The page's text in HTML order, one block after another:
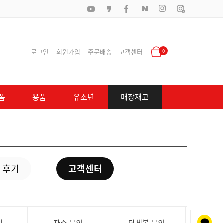
로그인 회원가입 주문배송 고객센터 0
용품 유소년 매장재고
기 고객센터